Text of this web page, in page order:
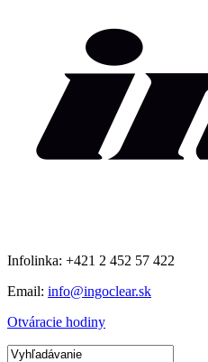
Infolinka: +421 2 452 57 422
Email: info@ingoclear.sk
Otváracie hodiny